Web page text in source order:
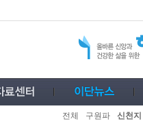
전체 구원파 신천지